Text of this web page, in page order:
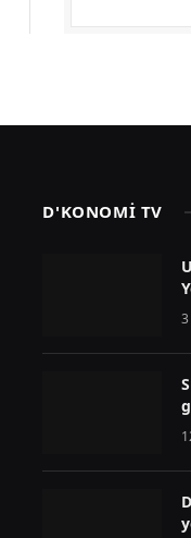
D'KONOMİ TV